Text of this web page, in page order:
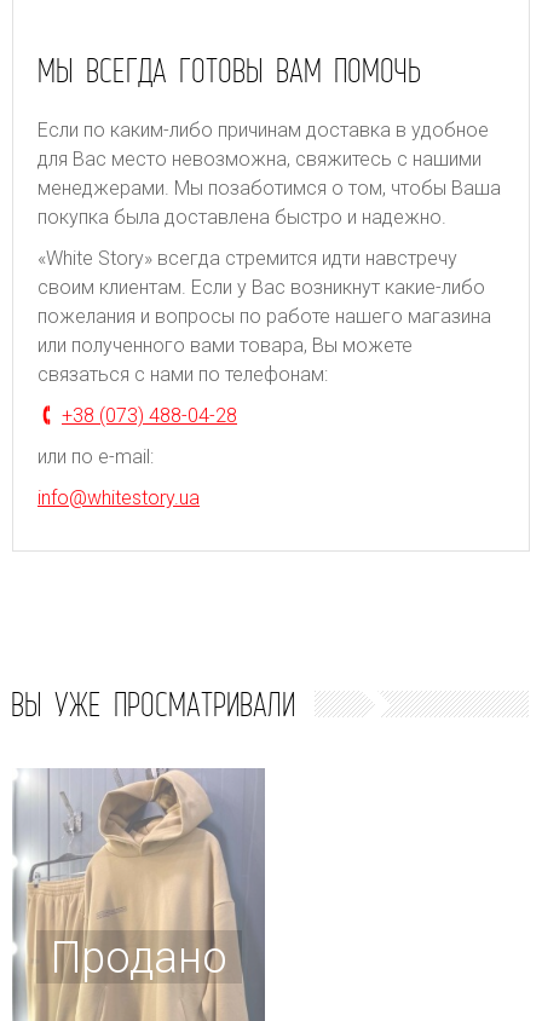
МЫ ВСЕГДА ГОТОВЫ ВАМ ПОМОЧЬ
Если по каким-либо причинам доставка в удобное
для Вас место невозможна, свяжитесь с нашими
менеджерами. Мы позаботимся о том, чтобы Ваша
покупка была доставлена быстро и надежно.
«White Story» всегда стремится идти навстречу
своим клиентам. Если у Вас возникнут какие-либо
пожелания и вопросы по работе нашего магазина
или полученного вами товара, Вы можете
связаться с нами по телефонам:
+38 (073) 488-04-28
или по e-mail:
info@whitestory.ua
ВЫ УЖЕ ПРОСМАТРИВАЛИ
Продано